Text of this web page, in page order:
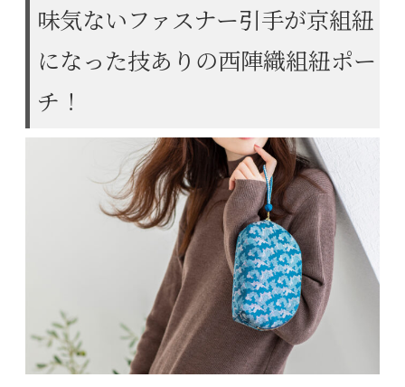
bo
ok
tt
er
er
es
t
en
a
m
bl
r
di
t
味気ないファスナー引手が京組紐
になった技ありの西陣織組紐ポー
チ！